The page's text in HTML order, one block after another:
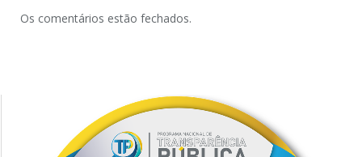
Os comentários estão fechados.